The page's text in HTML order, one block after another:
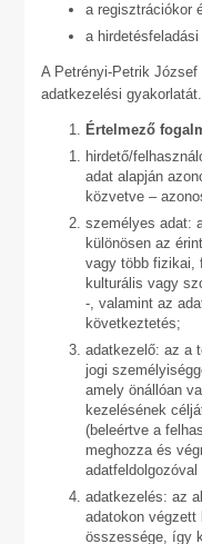
a regisztrációkor
a
A Petrényi-Petrik
adatkezelési gyakorlatát.
Értelmező
hirdető/
adat alapján
közvetve –
személyes adat:
különösen az
vagy több fizikai,
kulturális vagy
-, valamint az
következtetés;
adatkezelő: az a
jogi
amely önállóan
kezelésének
(beleértve a
meghozza és
adatfeldolgozóval
adatkezelés: az
adatokon
összessége, így